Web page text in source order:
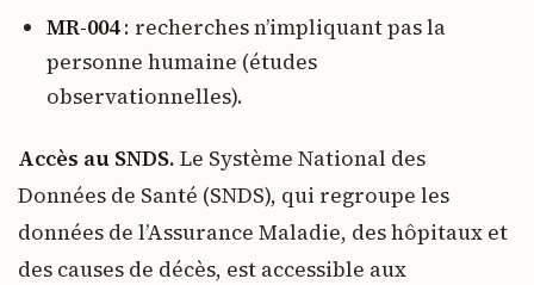
MR-004: recherches n’impliquant pas la
personne humaine (études
observationnelles).
Accès au SNDS. Le Système National des
Données de Santé (SNDS), qui regroupe les
données de l’Assurance Maladie, des hôpitaux et
des causes de décès, est accessible aux